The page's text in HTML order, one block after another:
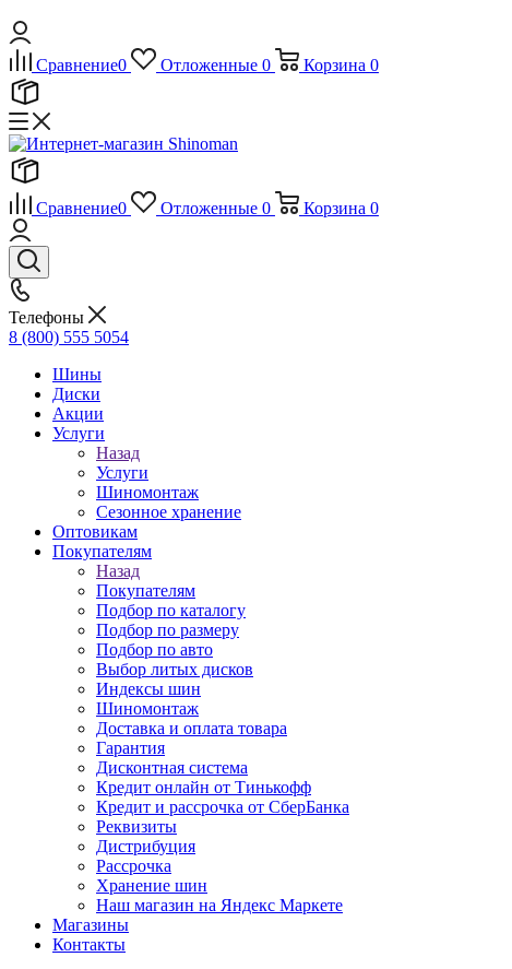
Сравнение0 Отложенные 0 Корзина 0
Сравнение0 Отложенные 0 Корзина 0
Телефоны
8 (800) 555 5054
Шины
Диски
Акции
Услуги
Назад
Услуги
Шиномонтаж
Сезонное хранение
Оптовикам
Покупателям
Назад
Покупателям
Подбор по каталогу
Подбор по размеру
Подбор по авто
Выбор литых дисков
Индексы шин
Шиномонтаж
Доставка и оплата товара
Гарантия
Дисконтная система
Кредит онлайн от Тинькофф
Кредит и рассрочка от СберБанка
Реквизиты
Дистрибуция
Рассрочка
Хранение шин
Наш магазин на Яндекс Маркете
Магазины
Контакты